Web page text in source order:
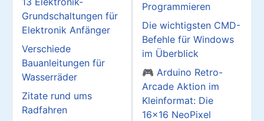
Grundschaltungen für
Elektronik Anfänger
Verschiede
Bauanleitungen für
Wasserräder
Zitate rund ums
Radfahren
Programmieren
Die wichtigsten CMD-
Befehle für Windows
im Überblick
🎮 Arduino Retro-
Arcade Aktion im
Kleinformat: Die
16x16 NeoPixel